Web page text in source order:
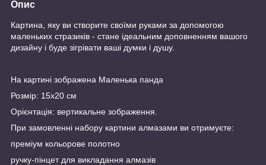
Опис
Картина, яку ви створите своїми руками за допомогою
маленьких стразиків - стане ідеальним доповненням вашого
дизайну і буде зігрівати ваші думки і душу.
На картині зображена Маленька панда
Розмір: 15х20 см
Орієнтація: вертикальне зображення.
При замовленні набору картини алмазами ви отримуєте:
преміум кольорове полотно
ручку-пінцет для викладання алмазів